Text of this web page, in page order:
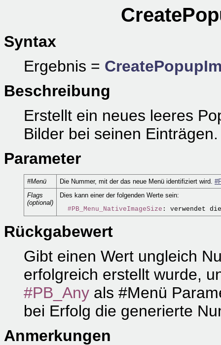
Syntax
Ergebnis =
Beschreibung
Erstellt ein neues leeres
Bilder bei seinen Einträgen.
Parameter
#Menü Die Nummer, mit der das neue Menü identifiziert wird.
Flags
(optional)
Dies kann einer der folgenden Werte sein:
#PB_Menu_NativeImageSize
Rückgabewert
Gibt einen Wert ungleich
erfolgreich erstellt wurde,
#PB_Any als #Menü
bei Erfolg die generierte
Anmerkungen